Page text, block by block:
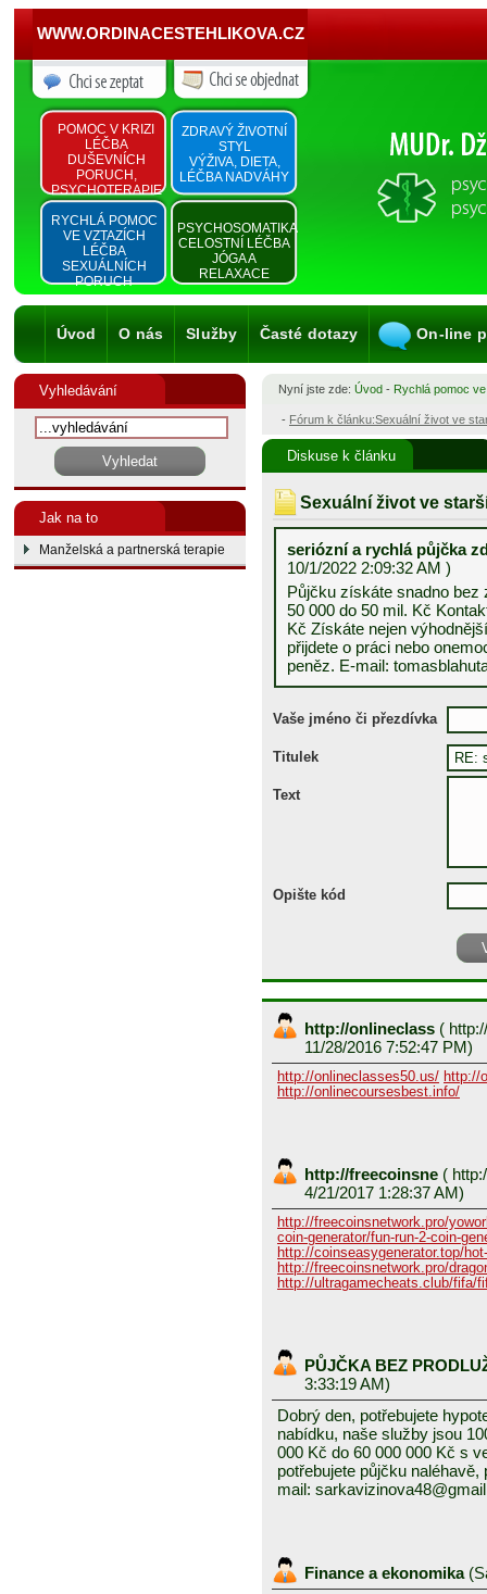
WWW.ORDINACESTEHLIKOVA.CZ
POMOC V KRIZI
LÉČBA
DUŠEVNÍCH
PORUCH,
PSYCHOTERAPIE
ZDRAVÝ ŽIVOTNÍ
STYL
VÝŽIVA, DIETA,
LÉČBA NADVÁHY
RYCHLÁ POMOC
VE VZTAZÍCH
LÉČBA
SEXUÁLNÍCH
PORUCH
PSYCHOSOMATIKA
CELOSTNÍ LÉČBA
JÓGA A
RELAXACE
Úvod O nás Služby Časté dotazy On-line
Vyhledávání
Jak na to
Manželská a partnerská terapie
Nyní jste zde: Úvod - Rychlá pomoc
- Fórum k článku:Sexuální život ve
Diskuse k článku
Sexuální život ve
seriózní a rychlá půjčka
10/1/2022 2:09:32 AM )
Půjčku získáte snadno
50 000 do 50 mil. Kč
Kč Získáte nejen
přijdete o práci nebo
peněz. E-mail:
Vaše jméno či přezdívka
Titulek
Text
Opište kód
http://onlineclass (
11/28/2016 7:52:47 PM)
http://onlineclasses50.us/ http://
http://onlinecoursesbest.info/
http://freecoinsne (
4/21/2017 1:28:37 AM)
http://freecoinsnetwork.pro/
coin-generator/fun-run-2-coin-
http://coinseasygenerator.top/
http://freecoinsnetwork.pro/
http://ultragamecheats.club/fifa/
PŮJČKA BEZ
3:33:19 AM)
Dobrý den, potřebujete
nabídku, naše služby jsou
000 Kč do 60 000 000 Kč s
potřebujete půjčku
mail:
Finance a ekonomika (